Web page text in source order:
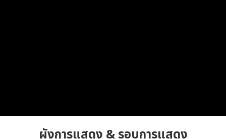
ผังการแสดง & รอบการแสดง